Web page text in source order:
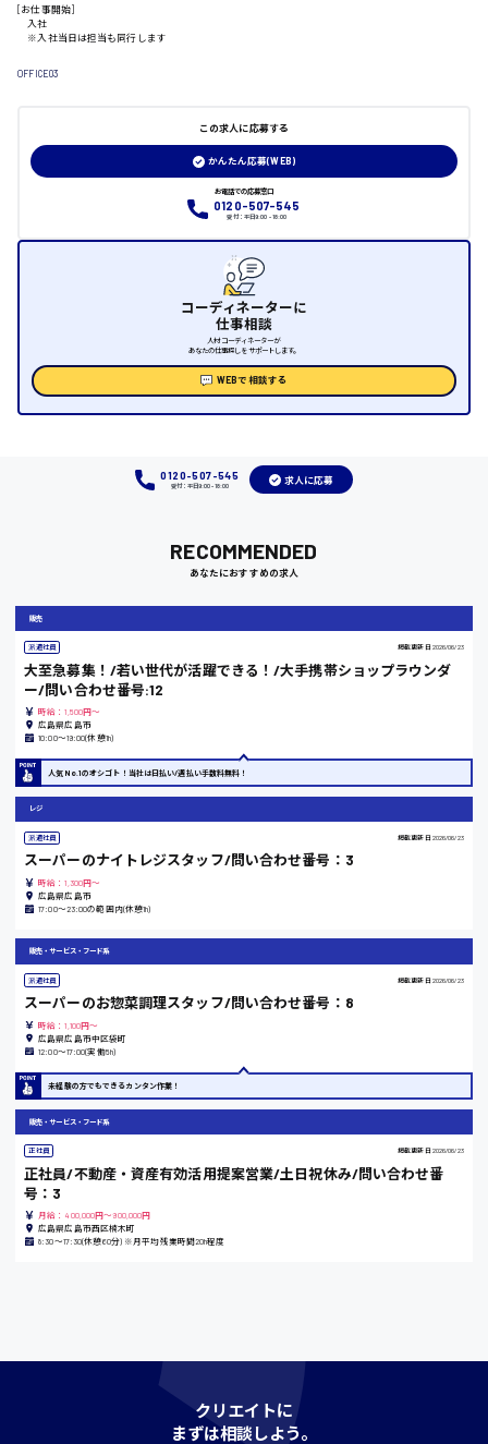
三次市
福山市
大阪府
島根県
香川県
愛知県
日給制すべて
時給1000円～
時給1300円〜
時給1200円〜
時給1100円〜
[お仕事開始]
入社
※入社当日は担当も同行します
OFFICE03
この求人に応募する
かんたん応募(WEB)
お電話での応募窓口
0120-507-545
受付：平日9:00 - 18:00
コーディネーターに
仕事相談
人材コーディネーターが
あなたの仕事探しをサポートします。
WEBで相談する
0120-507-545
受付：平日9:00 - 18:00
求人に応募
RECOMMENDED
あなたにおすすめの求人
販売
派遣社員 掲載更新日 2026/06/23
大至急募集！/若い世代が活躍できる！/大手携帯ショップラウンダ
ー/問い合わせ番号:12
時給：1,500円～
広島県広島市
10:00〜19:00(休憩1h)
人気No.1のオシゴト！当社は日払い/週払い手数料無料！
レジ
派遣社員 掲載更新日 2026/06/23
スーパーのナイトレジスタッフ/問い合わせ番号：3
時給：1,300円～
広島県広島市
17:00～23:00の範囲内(休憩1h)
販売・サービス・フード系
派遣社員 掲載更新日 2026/06/23
スーパーのお惣菜調理スタッフ/問い合わせ番号：8
時給：1,100円～
広島県広島市中区袋町
12:00〜17:00(実働5h)
未経験の方でもできるカンタン作業！
販売・サービス・フード系
正社員 掲載更新日 2026/06/23
正社員/不動産・資産有効活用提案営業/土日祝休み/問い合わせ番
号：3
月給：400,000円～900,000円
広島県広島市西区楠木町
8:30〜17:30(休憩60分) ※月平均残業時間20h程度
クリエイトに
まずは相談しよう。